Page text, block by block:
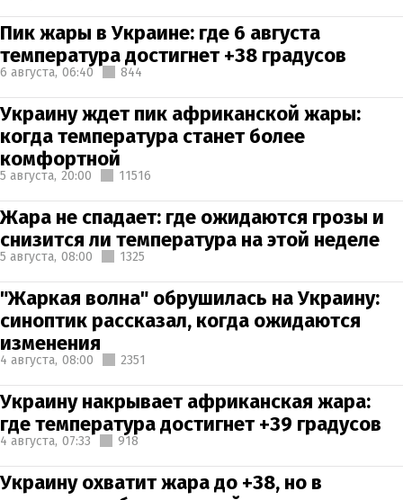
Пик жары в Украине: где 6 августа
температура достигнет +38 градусов
6 августа, 06:40 844
Украину ждет пик африканской жары:
когда температура станет более
комфортной
5 августа, 20:00 11516
Жара не спадает: где ожидаются грозы и
снизится ли температура на этой неделе
5 августа, 08:00 1325
"Жаркая волна" обрушилась на Украину:
синоптик рассказал, когда ожидаются
изменения
4 августа, 08:00 2351
Украину накрывает африканская жара:
где температура достигнет +39 градусов
4 августа, 07:33 918
Украину охватит жара до +38, но в